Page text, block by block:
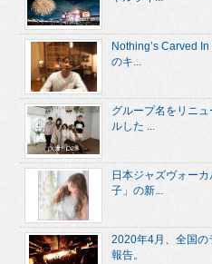
Nothing’s Carved
のキ...
グループ名をリニ
ルした ...
日本ジャズヴォー
子」の新...
2020年4月、全国の
報告。